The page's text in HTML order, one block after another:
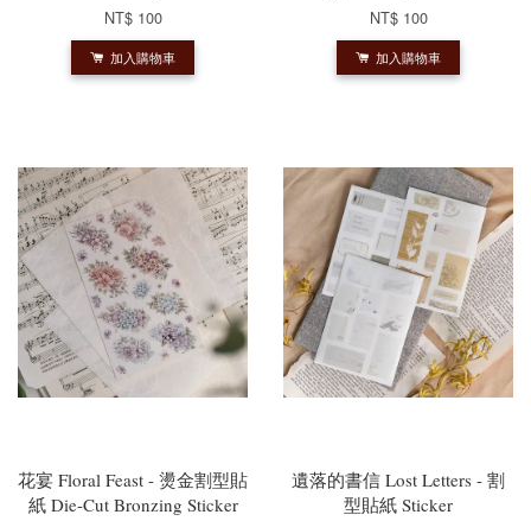
NT$ 100
加入購物車
NT$ 100
加入購物車
花宴 Floral Feast - 燙金割型貼
紙 Die-Cut Bronzing Sticker
遺落的書信 Lost Letters - 割
型貼紙 Sticker